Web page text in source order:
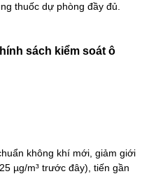
thuốc dự phòng đầy đủ.
sách kiểm soát ô
không khí mới, giảm giới
µg/m³ trước đây), tiến gần